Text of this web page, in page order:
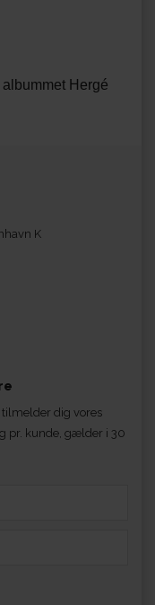
albummet Hergé
K
tilmelder dig vores
pr. kunde, gælder i 30